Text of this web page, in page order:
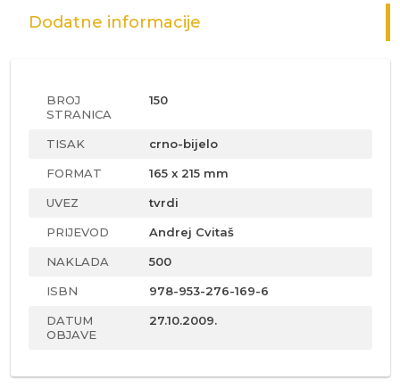
Dodatne informacije
BROJ
STRANICA
150
TISAK crno-bijelo
FORMAT 165 x 215 mm
UVEZ tvrdi
PRIJEVOD Andrej Cvitaš
NAKLADA 500
ISBN 978-953-276-169-6
DATUM
OBJAVE
27.10.2009.